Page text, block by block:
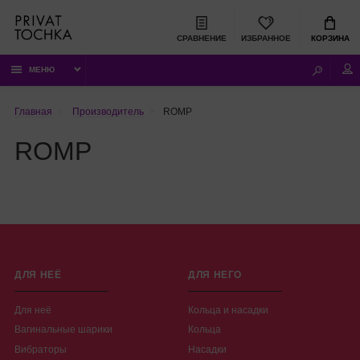
СРАВНЕНИЕ ИЗБРАННОЕ КОРЗИНА
МЕНЮ
Главная Производитель ROMP
ROMP
ДЛЯ НЕЁ
Для неё
Вагинальные шарики
Вибраторы
ДЛЯ НЕГО
Кольца и насадки
Кольца
Насадки